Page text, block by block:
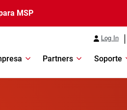
MSP
Log In
Partners Soporte